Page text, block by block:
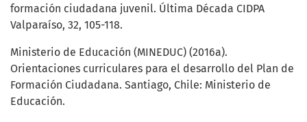
formación ciudadana juvenil. Última Década CIDPA
Valparaíso, 32, 105-118.
Ministerio de Educación (MINEDUC) (2016a).
Orientaciones curriculares para el desarrollo del Plan de
Formación Ciudadana. Santiago, Chile: Ministerio de
Educación.